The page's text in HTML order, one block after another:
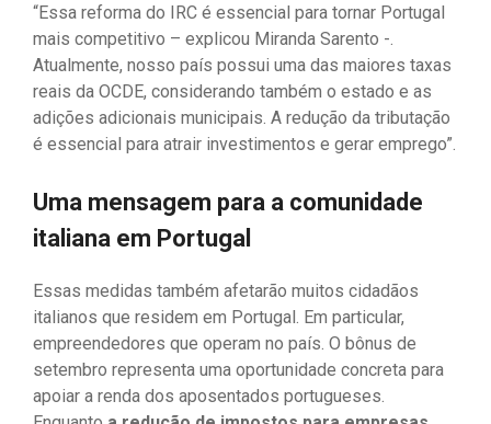
“Essa reforma do IRC é essencial para tornar Portugal
mais competitivo – explicou Miranda Sarento -.
Atualmente, nosso país possui uma das maiores taxas
reais da OCDE, considerando também o estado e as
adições adicionais municipais. A redução da tributação
é essencial para atrair investimentos e gerar emprego”.
Uma mensagem para a comunidade
italiana em Portugal
Essas medidas também afetarão muitos cidadãos
italianos que residem em Portugal. Em particular,
empreendedores que operam no país. O bônus de
setembro representa uma oportunidade concreta para
apoiar a renda dos aposentados portugueses.